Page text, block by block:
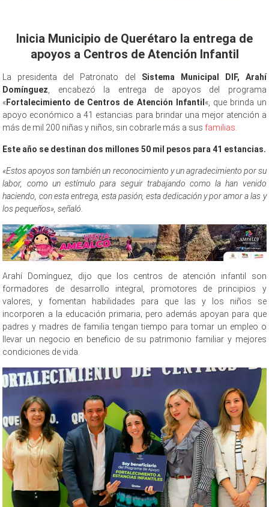
Inicia Municipio de Querétaro la entrega de
apoyos a Centros de Atención Infantil
La presidenta del Patronato del Sistema Municipal DIF, Arahí
Domínguez , encabezó la entrega de apoyos del programa
«Fortalecimiento de Centros de Atención Infantil«, que brinda un
apoyo económico a 41 estancias para brindar una mejor atención a
más de mil 200 niñas y niños, sin cobrarle más a sus familias
Este año se destinan dos millones 50 mil pesos para 41 estancias.
«Estos apoyos son también un reconocimiento y un agradecimiento por su
labor, como un estímulo para seguir trabajando como la han venido
haciendo, con esta entrega, esta pasión, esta dedicación y por amor a las y
los pequeños», señaló.
Arahí Domínguez, dijo que los centros de atención infantil son
formadores de desarrollo integral, promotores de principios y
valores, y fomentan habilidades para que las y los niños se
incorporen a la educación primaria; pero además apoyan para que
padres y madres de familia tengan tiempo para tomar un empleo o
llevar un negocio en beneficio de su patrimonio familiar y mejores
condiciones de vida.